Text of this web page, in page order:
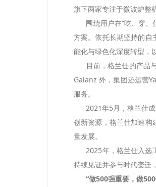
旗下两家专注于微波炉整
围绕用户在“吃、穿、
方案。依托长期坚持的自
能化与绿色化深度转型，
目前，格兰仕的产品与
Galanz 外，集团还运营
服务。
2021年5月，格兰仕成
创新资源，格兰仕加速构
量发展。
2025年，格兰仕入选工
持续见证并参与时代变迁
“做500强重要，做